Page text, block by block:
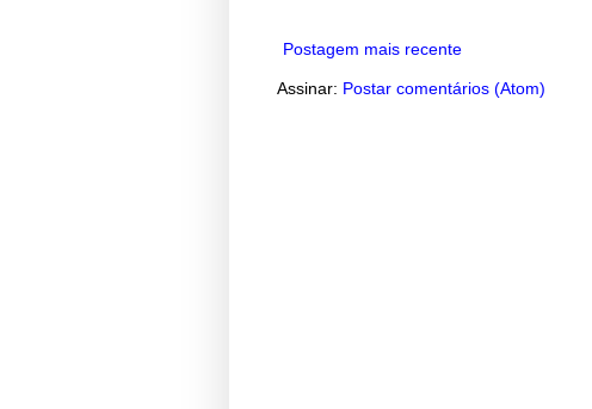
Postagem mais recente
Assinar: Postar comentários (Atom)